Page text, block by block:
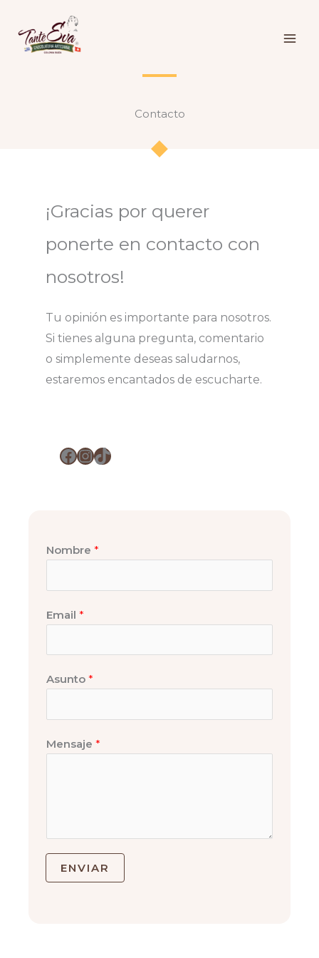
content
Contacto
¡Gracias por querer
ponerte en contacto con
nosotros!
Tu opinión es importante para nosotros.
Si tienes alguna pregunta, comentario
o simplemente deseas saludarnos,
estaremos encantados de escucharte.
Facebook
Instagram
TikTok
Nombre *
Email *
Asunto *
Mensaje *
ENVIAR